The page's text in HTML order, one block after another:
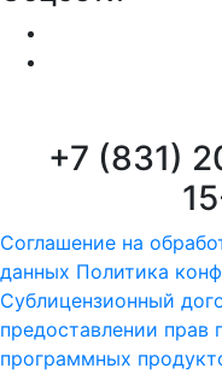
+7 (831)
Соглашение на
данных Политика
Сублицензионный
предоставлении прав
программных